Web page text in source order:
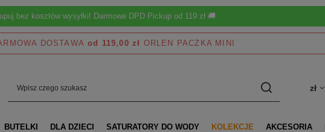
bez kosztów wysyłki! Darmowe DPD Pickup od 119 zł 🚚
DOSTAWA od 119,00 zł
zł
BUTELKI DLA DZIECI SATURATORY DO WODY KOLEKCJE AKCESORIA